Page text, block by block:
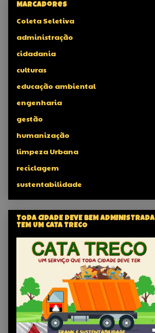
Marcadores
Coleta Seletiva
administração
cidadania
culturas
educação ambiental
engenharia
gestão
humanização
limpeza Urbana
reciclagem
sustentabilidade
TODA CIDADE DEVE BEM ADMINISTRADA
TEM UM CATA TRECO